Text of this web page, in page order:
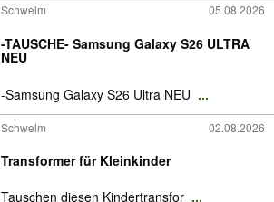
Schwelm 05.08.2026
-TAUSCHE- Samsung Galaxy S26 ULTRA
NEU
-Samsung Galaxy S26 Ultra NEU ...
Schwelm 02.08.2026
Transformer für Kleinkinder
Tauschen diesen Kindertransfor ...